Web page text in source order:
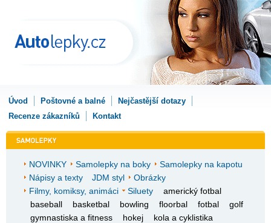
Úvod Poštovné a balné
Nejčastější dotazy
Recenze zákazníků
Kontakt
NOVINKY Samolepky na boky
Samolepky na kapotu
Nápisy a texty
JDM styl
Obrázky
Filmy, komiksy, animáci
Siluety
americký fotbal
baseball
basketbal bowling floorbal fotbal
golf
gymnastiska a fitness
hokej
kola a cyklistika